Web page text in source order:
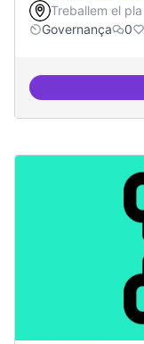
Treballem el
Governança
0